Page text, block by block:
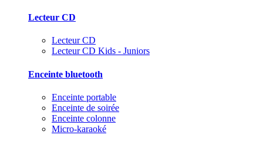
Lecteur CD
Lecteur CD
Lecteur CD Kids - Juniors
Enceinte bluetooth
Enceinte portable
Enceinte de soirée
Enceinte colonne
Micro-karaoké